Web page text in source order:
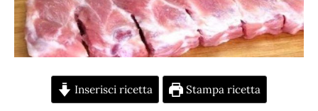
Inserisci ricetta Stampa ricetta